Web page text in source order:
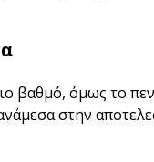
βαθμό, όμως το
στην